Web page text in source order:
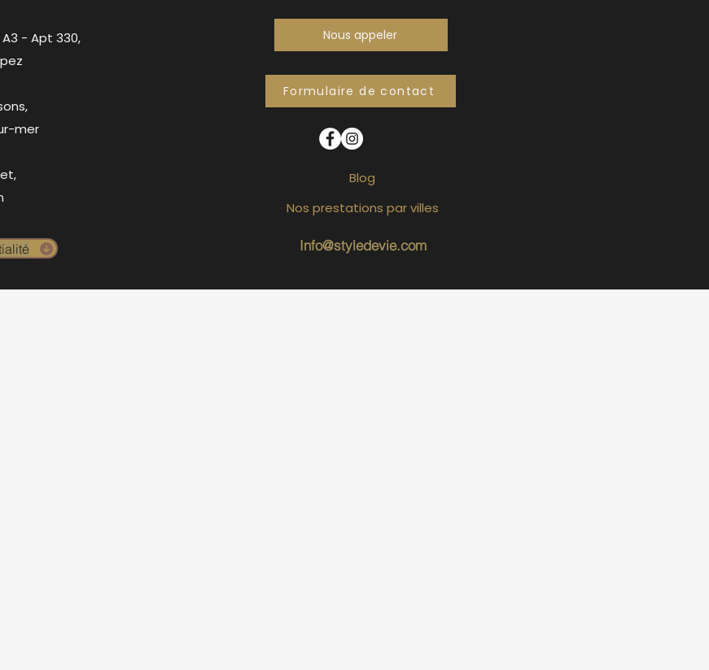
A3 - Apt 330,
mer
Nous appeler
Formulaire de contact
Blog
Info@styledevie.com
Nos prestations par villes